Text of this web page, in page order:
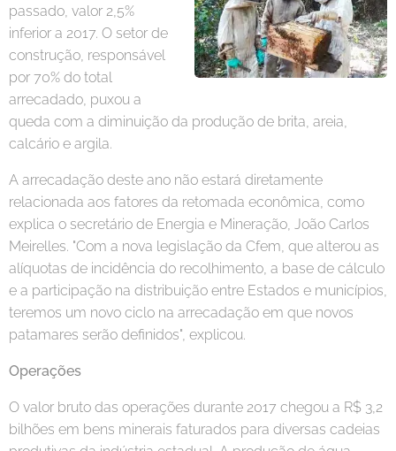
passado, valor 2,5%
inferior a 2017. O setor de
construção, responsável
por 70% do total
arrecadado, puxou a
queda com a diminuição da produção de brita, areia,
calcário e argila.
A arrecadação deste ano não estará diretamente
relacionada aos fatores da retomada econômica, como
explica o secretário de Energia e Mineração, João Carlos
Meirelles. "Com a nova legislação da Cfem, que alterou as
alíquotas de incidência do recolhimento, a base de cálculo
e a participação na distribuição entre Estados e municípios,
teremos um novo ciclo na arrecadação em que novos
patamares serão definidos", explicou.
Operações
O valor bruto das operações durante 2017 chegou a R$ 3,2
bilhões em bens minerais faturados para diversas cadeias